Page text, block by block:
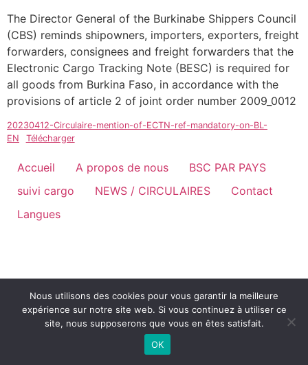
The Director General of the Burkinabe Shippers Council
(CBS) reminds shipowners, importers, exporters, freight
forwarders, consignees and freight forwarders that the
Electronic Cargo Tracking Note (BESC) is required for
all goods from Burkina Faso, in accordance with the
provisions of article 2 of joint order number 2009_0012
20230412-Circulaire-mention-of-ECTN-ref-mandatory-on-BL-
EN
Télécharger
Accueil A propos de nous
BSC PAR PAYS
suivi cargo
NEWS / CIRCULAIRES
Contact
Langues
Nous utilisons des cookies pour vous garantir la meilleure
expérience sur notre site web. Si vous continuez à utiliser ce
site, nous supposerons que vous en êtes satisfait.
OK